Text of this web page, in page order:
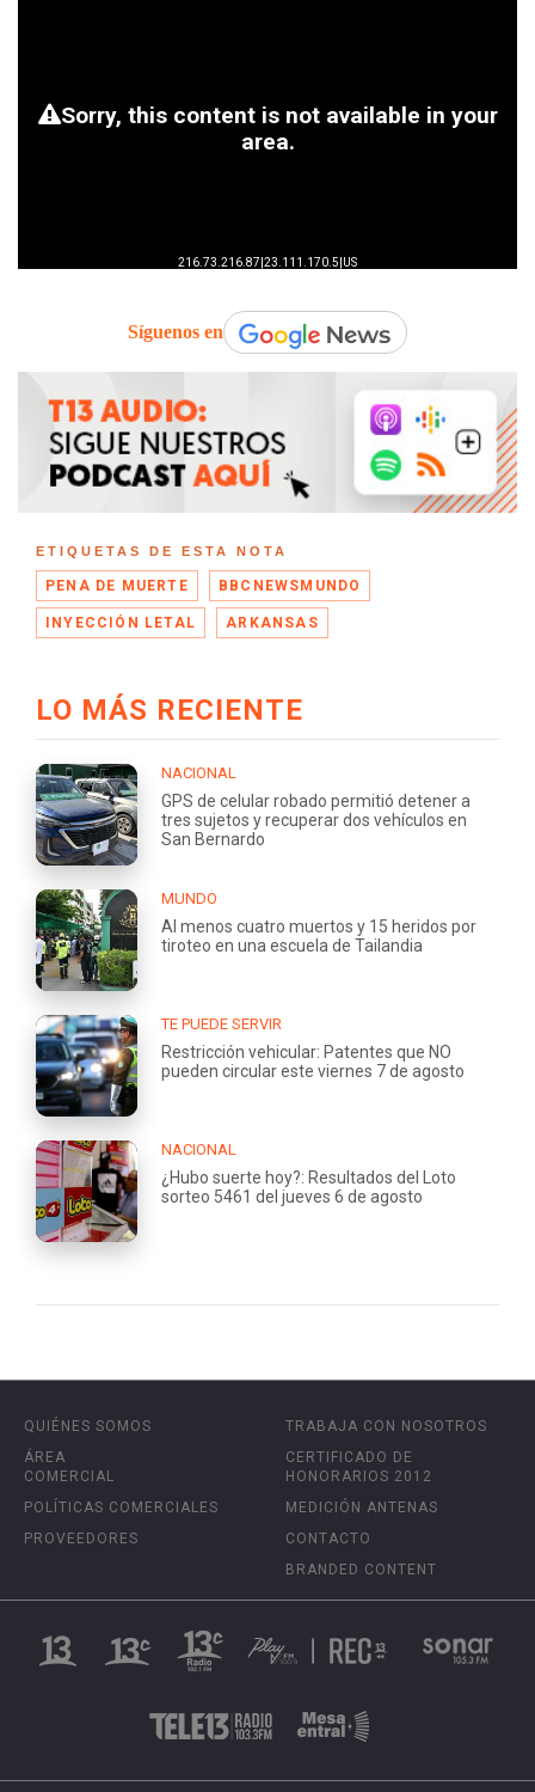
Síguenos en
ETIQUETAS DE ESTA NOTA
PENA DE MUERTE BBCNEWSMUNDO
INYECCIÓN LETAL ARKANSAS
LO MÁS RECIENTE
NACIONAL
GPS de celular robado permitió detener a
tres sujetos y recuperar dos vehículos en
San Bernardo
MUNDO
Al menos cuatro muertos y 15 heridos por
tiroteo en una escuela de Tailandia
TE PUEDE SERVIR
Restricción vehicular: Patentes que NO
pueden circular este viernes 7 de agosto
NACIONAL
¿Hubo suerte hoy?: Resultados del Loto
sorteo 5461 del jueves 6 de agosto
QUIÉNES SOMOS
ÁREA
COMERCIAL
POLÍTICAS COMERCIALES
PROVEEDORES
TRABAJA CON NOSOTROS
CERTIFICADO DE
HONORARIOS 2012
MEDICIÓN ANTENAS
CONTACTO
BRANDED CONTENT